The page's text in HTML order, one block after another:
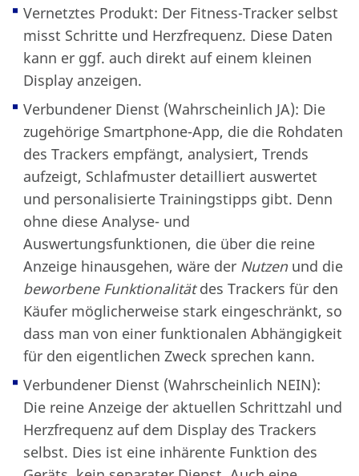
Vernetztes Produkt: Der Fitness-Tracker selbst
misst Schritte und Herzfrequenz. Diese Daten
kann er ggf. auch direkt auf einem kleinen
Display anzeigen.
Verbundener Dienst (Wahrscheinlich JA): Die
zugehörige Smartphone-App, die die Rohdaten
des Trackers empfängt, analysiert, Trends
aufzeigt, Schlafmuster detailliert auswertet
und personalisierte Trainingstipps gibt. Denn
ohne diese Analyse- und
Auswertungsfunktionen, die über die reine
Anzeige hinausgehen, wäre der Nutzenund die
beworbene Funktionalitätdes Trackers für den
Käufer möglicherweise stark eingeschränkt, so
dass man von einer funktionalen Abhängigkeit
für den eigentlichen Zweck sprechen kann.
Verbundener Dienst (Wahrscheinlich NEIN):
Die reine Anzeige der aktuellen Schrittzahl und
Herzfrequenz auf dem Display des Trackers
selbst. Dies ist eine inhärente Funktion des